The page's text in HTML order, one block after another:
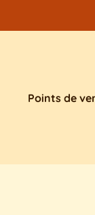
Points de